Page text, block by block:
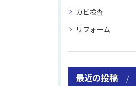
カビ検査
リフォーム
最近の投稿